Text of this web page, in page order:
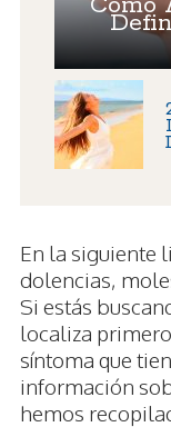
En la siguiente
dolencias,
Si estás
localiza
síntoma que
información
hemos